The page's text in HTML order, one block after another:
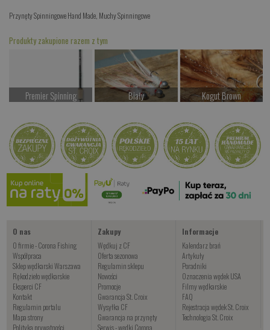
Przynęty Spinningowe Hand Made Muchy Spinningowe
Produkty zakupione razem z tym
Premier Spinning
Kup teraz >
Biały
Kup teraz >
Kogut Brown
Kup teraz >
FOKA CF
od 34.00 PLN
Kup teraz >
O nas
O firmie - Corona Fishing
Współpraca
Sklep wędkarski Warszawa
Rękodzieło wędkarskie
Eksperci CF
Kontakt
Regulamin portalu
Mapa strony
Polityka prywatności
Zakupy
Wędkuj z CF
Oferta sezonowa
Regulamin sklepu
Nowości
Promocje
Gwarancja St. Croix
Wysyłka CF
Gwarancja na przynęty
Serwis - wędki Corona
Informacje
Kalendarz brań
Artykuły
Poradniki
Oznaczenia wędek USA
Filmy wędkarskie
FAQ
Rejestracja wędek St. Croix
Technologia St. Croix